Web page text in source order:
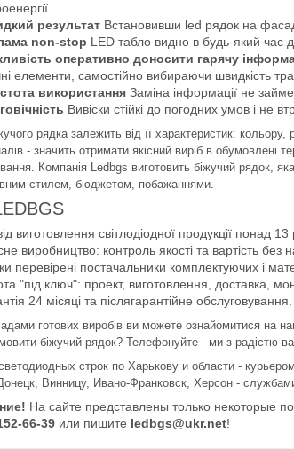
результат Встановивши led рядок на
non-stop LED табло видно в будь-який час
оперативно доносити гарячу
елементи, самостійно вибираючи швидкість
використання Заміна інформації не
Вивіски стійкі до погодних умов і не
рядка залежить від її характеристик:
- значить отримати якісний виріб в обумовлені
Компанія Ledbgs виготовить біжучий рядок,
стилем, бюджетом, побажаннями.
виготовлення світлодіодної продукції понад 13
виробництво: контроль якості та вартість без
перевірені постачальники комплектуючих і
"під ключ": проект, виготовлення, доставка,
24 місяці та післягарантійне обслуговування.
готових виробів ви можете ознайомитися на
біжучий рядок? Телефонуйте - ми з радістю
строк по Харькову и области -
Винницу, Ивано-Франковск, Херсон -
На сайте представлены только некоторые
66-39 или пишите ledbgs@ukr.net!